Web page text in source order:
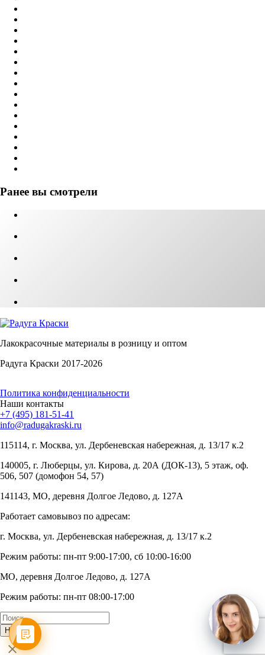
Ранее вы смотрели
Лакокрасочные материалы в розницу и оптом
Радуга Краски 2017-2026
Политика конфиденциальности
Наши контакты
+7 (495) 181-51-41
info@radugakraski.ru
115114, г. Москва, ул. Дербеневская набережная, д. 13/17 к.2
140005, г. Люберцы, ул. Кирова, д. 20А (ДОК-13), 5 этаж, оф.
506, 507 (домофон 54, 57)
141143, МО, деревня Долгое Ледово, д. 127А
Работает самовывоз по адресам:
г. Москва, ул. Дербеневская набережная, д. 13/17 к.2
Режим работы: пн-пт 9:00-17:00, сб 10:00-16:00
МО, деревня Долгое Ледово, д. 127А
Режим работы: пн-пт 08:00-17:00
Найти